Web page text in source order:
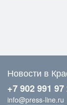
Новости в
+7 902 991 97
info@press-line.ru